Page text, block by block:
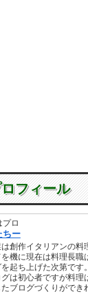
フィール
プロ
ちー
は創作イタリアンの
機に現在は料理長職
を起ち上げた次第です。
グは初心者ですが料理
ブログづくりができ